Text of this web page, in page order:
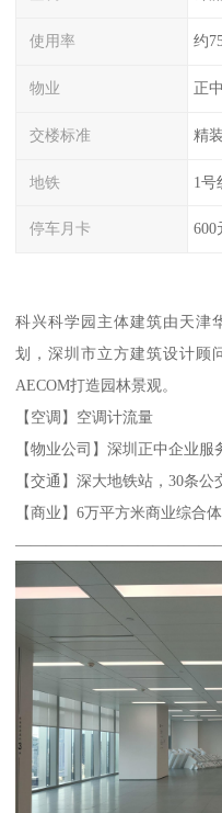
使用率 约
物业 正
交楼标准 精
地铁 1号
停车月卡 600
科兴科学园主体建筑由天津
划，深圳市立方建筑设计顾
AECOM打造园林景观。
【空调】空调计流量
【物业公司】深圳正中企业服
【交通】深大地铁站，30条公
【商业】6万平方米商业综合体